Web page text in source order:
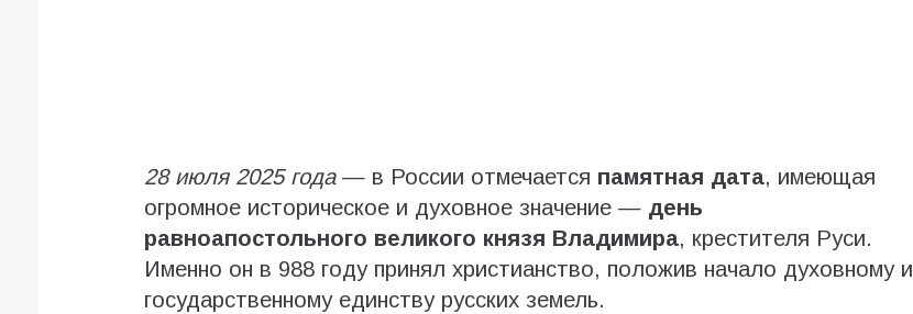
28 июля 2025 года— в России отмечается памятная дата, имеющая
огромное историческое и духовное значение — день
равноапостольного великого князя Владимира, крестителя Руси.
Именно он в 988 году принял христианство, положив начало духовному и
государственному единству русских земель.